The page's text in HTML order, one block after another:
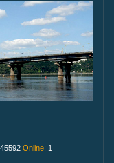
Online: 1